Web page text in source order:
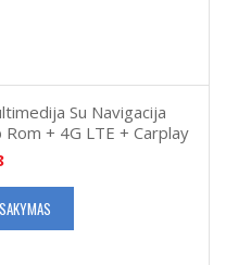
Su Navigacija
+ 4G LTE + Carplay